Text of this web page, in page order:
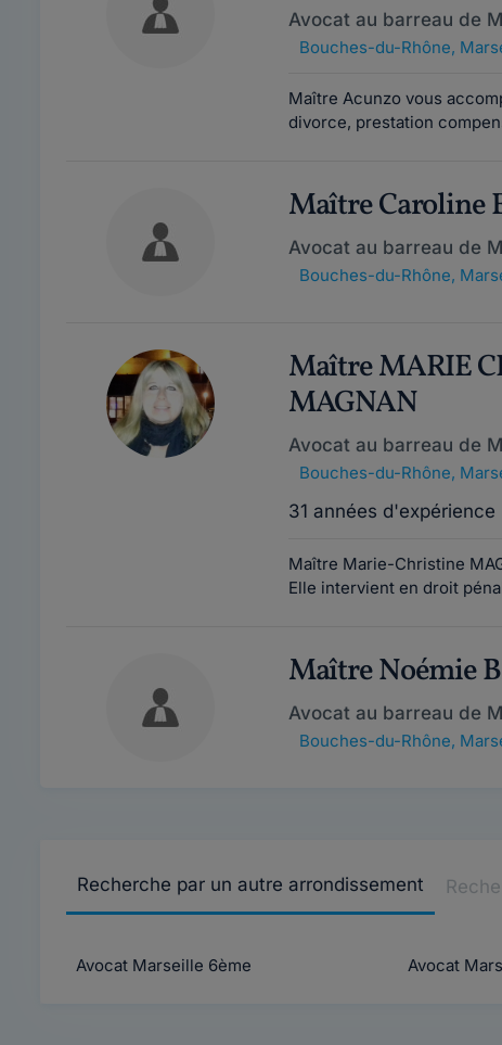
Avocat au barreau de
Bouches-du-Rhône,
Maître Acunzo vous
divorce, prestation
Maître Caroline
Avocat au barreau de
Bouches-du-Rhône,
Maître MARIE
MAGNAN
Avocat au barreau de
Bouches-du-Rhône,
31 années d'expérience
Maître Marie-Christine
Elle intervient en droit
Maître Noémie
Avocat au barreau de
Bouches-du-Rhône,
Recherche par un autre arrondissement
Avocat Marseille 6ème Avocat